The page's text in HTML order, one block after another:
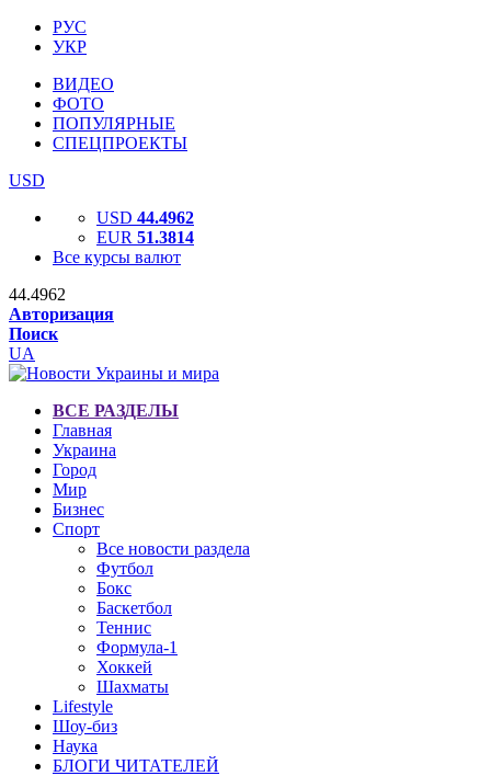
РУС
УКР
ВИДЕО
ФОТО
ПОПУЛЯРНЫЕ
СПЕЦПРОЕКТЫ
USD
USD 44.4962
EUR 51.3814
Все курсы валют
44.4962
Авторизация
Поиск
UA
ВСЕ РАЗДЕЛЫ
Главная
Украина
Город
Мир
Бизнес
Спорт
Все новости раздела
Футбол
Бокс
Баскетбол
Теннис
Формула-1
Хоккей
Шахматы
Lifestyle
Шоу-биз
Наука
БЛОГИ ЧИТАТЕЛЕЙ